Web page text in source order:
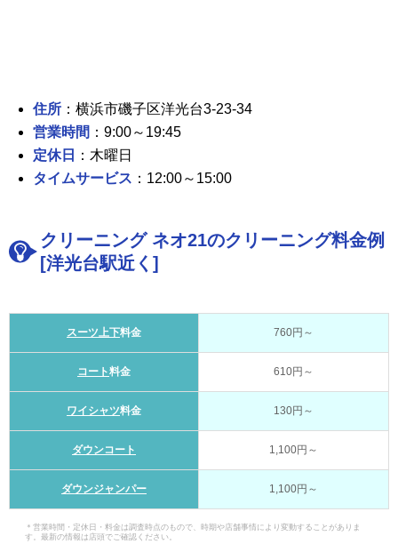
住所 ：横浜市磯子区洋光台3-23-34
営業時間 ：9:00～19:45
定休日
：木曜日
タイムサービス ：12:00～15:00
クリーニング ネオ21のクリーニング料金例
[洋光台駅近く]
スーツ上下料金 760円～
コート料金 610円～
ワイシャツ料金 130円～
ダウンコート 1,100円～
ダウンジャンパー 1,100円～
＊営業時間・定休日・料金は調査時点のもので、時期や店舗事情により変動することがありま
す。最新の情報は店頭でご確認ください。